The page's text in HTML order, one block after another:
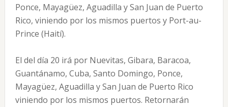
Ponce, Mayagüez, Aguadilla y San Juan de Puerto
Rico, viniendo por los mismos puertos y Port-au-
Prince (Haití).
El del día 20 irá por Nuevitas, Gibara, Baracoa,
Guantánamo, Cuba, Santo Domingo, Ponce,
Mayagüez, Aguadilla y San Juan de Puerto Rico
viniendo por los mismos puertos. Retornarán